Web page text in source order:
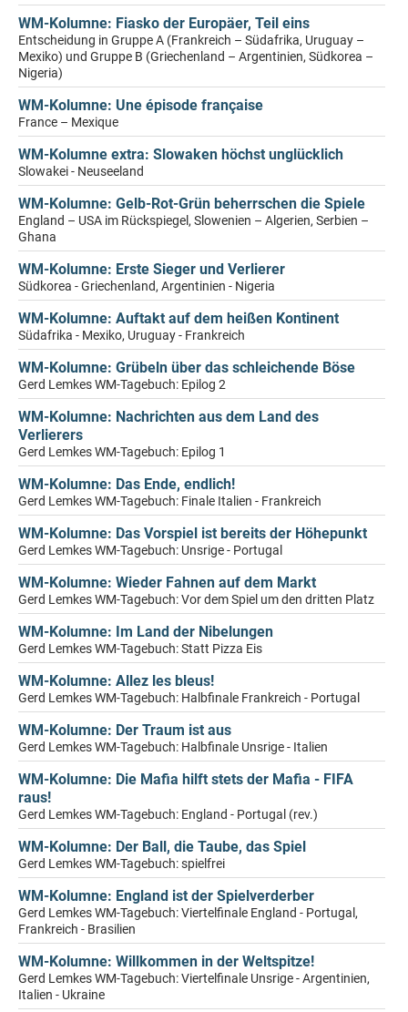
WM-Kolumne: Fiasko der Europäer, Teil eins
Entscheidung in Gruppe A (Frankreich – Südafrika, Uruguay –
Mexiko) und Gruppe B (Griechenland – Argentinien, Südkorea –
Nigeria)
WM-Kolumne: Une épisode française
France – Mexique
WM-Kolumne extra: Slowaken höchst unglücklich
Slowakei - Neuseeland
WM-Kolumne: Gelb-Rot-Grün beherrschen die Spiele
England – USA im Rückspiegel, Slowenien – Algerien, Serbien –
Ghana
WM-Kolumne: Erste Sieger und Verlierer
Südkorea - Griechenland, Argentinien - Nigeria
WM-Kolumne: Auftakt auf dem heißen Kontinent
Südafrika - Mexiko, Uruguay - Frankreich
WM-Kolumne: Grübeln über das schleichende Böse
Gerd Lemkes WM-Tagebuch: Epilog 2
WM-Kolumne: Nachrichten aus dem Land des
Verlierers
Gerd Lemkes WM-Tagebuch: Epilog 1
WM-Kolumne: Das Ende, endlich!
Gerd Lemkes WM-Tagebuch: Finale Italien - Frankreich
WM-Kolumne: Das Vorspiel ist bereits der Höhepunkt
Gerd Lemkes WM-Tagebuch: Unsrige - Portugal
WM-Kolumne: Wieder Fahnen auf dem Markt
Gerd Lemkes WM-Tagebuch: Vor dem Spiel um den dritten Platz
WM-Kolumne: Im Land der Nibelungen
Gerd Lemkes WM-Tagebuch: Statt Pizza Eis
WM-Kolumne: Allez les bleus!
Gerd Lemkes WM-Tagebuch: Halbfinale Frankreich - Portugal
WM-Kolumne: Der Traum ist aus
Gerd Lemkes WM-Tagebuch: Halbfinale Unsrige - Italien
WM-Kolumne: Die Mafia hilft stets der Mafia - FIFA
raus!
Gerd Lemkes WM-Tagebuch: England - Portugal (rev.)
WM-Kolumne: Der Ball, die Taube, das Spiel
Gerd Lemkes WM-Tagebuch: spielfrei
WM-Kolumne: England ist der Spielverderber
Gerd Lemkes WM-Tagebuch: Viertelfinale England - Portugal,
Frankreich - Brasilien
WM-Kolumne: Willkommen in der Weltspitze!
Gerd Lemkes WM-Tagebuch: Viertelfinale Unsrige - Argentinien,
Italien - Ukraine